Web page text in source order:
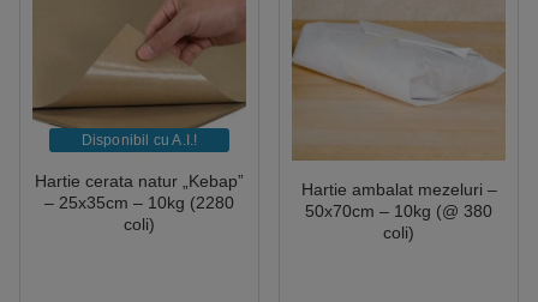
Disponibil cu A.I.​!
Hartie cerata natur „Kebap”
– 25x35cm – 10kg (2280
coli)
Hartie ambalat mezeluri –
50x70cm – 10kg (@ 380
coli)